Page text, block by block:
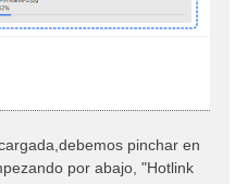
pinchar en
por abajo, "Hotlink